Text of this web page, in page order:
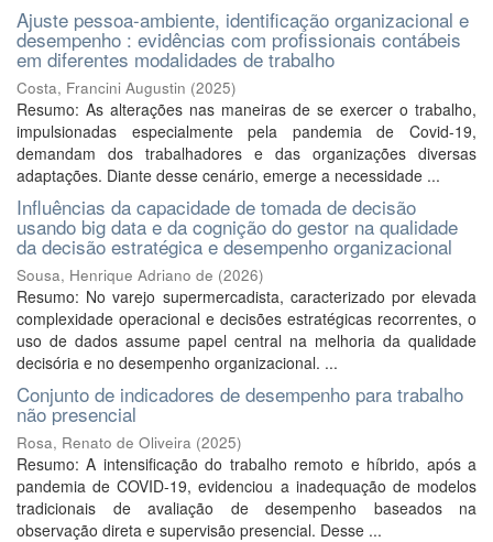
Ajuste pessoa-ambiente, identificação organizacional e
desempenho : evidências com profissionais contábeis
em diferentes modalidades de trabalho
Costa, Francini Augustin (2025)
Resumo: As alterações nas maneiras de se exercer o trabalho,
impulsionadas especialmente pela pandemia de Covid-19,
demandam dos trabalhadores e das organizações diversas
adaptações. Diante desse cenário, emerge a necessidade ...
Influências da capacidade de tomada de decisão
usando big data e da cognição do gestor na qualidade
da decisão estratégica e desempenho organizacional
Sousa, Henrique Adriano de (2026)
Resumo: No varejo supermercadista, caracterizado por elevada
complexidade operacional e decisões estratégicas recorrentes, o
uso de dados assume papel central na melhoria da qualidade
decisória e no desempenho organizacional. ...
Conjunto de indicadores de desempenho para trabalho
não presencial
Rosa, Renato de Oliveira (2025)
Resumo: A intensificação do trabalho remoto e híbrido, após a
pandemia de COVID-19, evidenciou a inadequação de modelos
tradicionais de avaliação de desempenho baseados na
observação direta e supervisão presencial. Desse ...